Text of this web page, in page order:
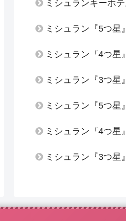
ミシュランキーホ
ミシュラン『5つ星
ミシュラン『4つ星
ミシュラン『3つ星
ミシュラン『5つ星
ミシュラン『4つ星
ミシュラン『3つ星